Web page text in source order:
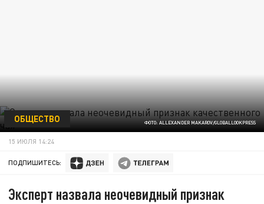
ФОТО: ALLEXANDER MAKAROV/GLOBALLOOKPRESS
ОБЩЕСТВО
15 ИЮЛЯ 14:24
ПОДПИШИТЕСЬ:
Эксперт назвала неочевидный признак